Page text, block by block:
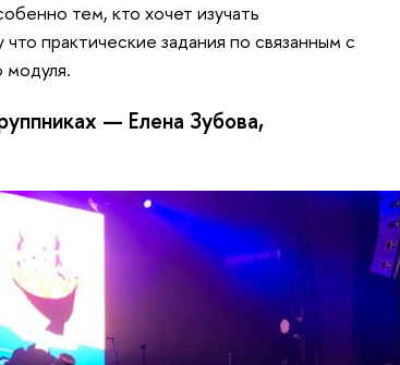
тем, кто хочет изучать
практические задания по связанным с
модуля.
— Елена Зубова,